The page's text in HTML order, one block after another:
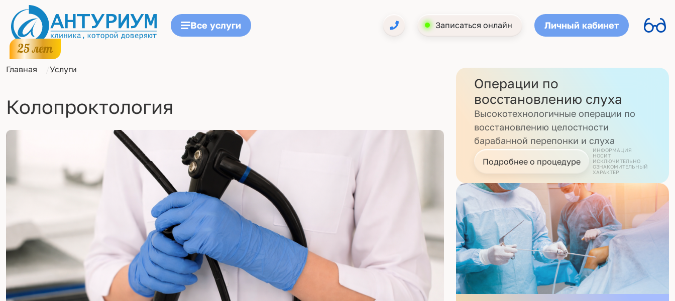
Все услуги Записаться онлайн Личный кабинет
Главная Услуги
Колопроктология
Операции по
восстановлению слуха
Высокотехнологичные операции по
восстановлению целостности
барабанной перепонки и слуха
Подробнее о процедуре
ИНФОРМАЦИЯ
НОСИТ
ИСКЛЮЧИТЕЛЬНО
ОЗНАКОМИТЕЛЬНЫЙ
ХАРАКТЕР